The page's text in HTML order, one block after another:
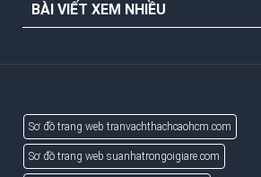
BÀI VIẾT XEM NHIỀU
Sơ đồ trang web tranvachthachcaohcm.com
Sơ đồ trang web suanhatrongoigiare.com